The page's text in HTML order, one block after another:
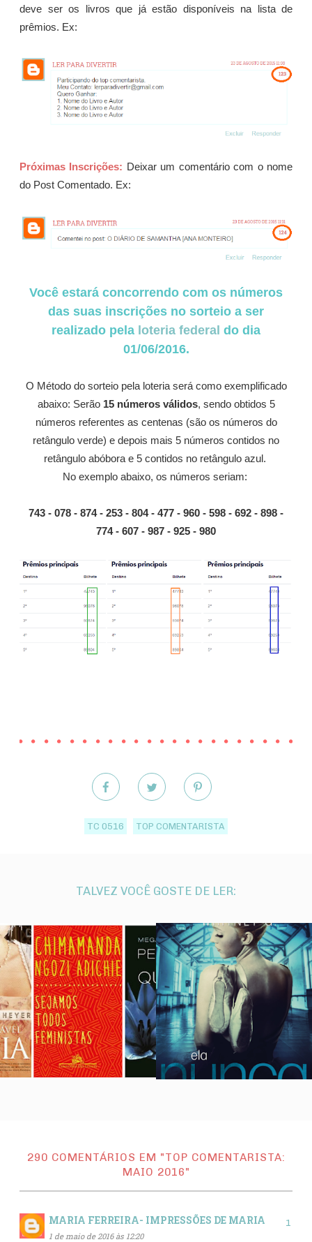
deve ser os livros que já estão disponíveis na lista de
prêmios. Ex:
Próximas Inscrições: Deixar um comentário com o nome
do Post Comentado. Ex:
Você estará concorrendo com os números
das suas inscrições no sorteio a ser
realizado pela loteria federal do dia
01/06/2016.
O Método do sorteio pela loteria será como exemplificado
abaixo: Serão 15 números válidos, sendo obtidos 5
números referentes as centenas (são os números do
retângulo verde) e depois mais 5 números contidos no
retângulo abóbora e 5 contidos no retângulo azul.
No exemplo abaixo, os números seriam:
743 - 078 - 874 - 253 - 804 - 477 - 960 - 598 - 692 - 898 -
774 - 607 - 987 - 925 - 980
TC 0516 TOP COMENTARISTA
TALVEZ VOCÊ GOSTE DE LER:
290 COMENTÁRIOS EM "TOP COMENTARISTA:
MAIO 2016"
MARIA FERREIRA- IMPRESSÕES DE MARIA
1 de maio de 2016 às 12:20